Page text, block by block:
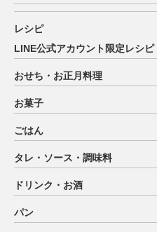
レシピ
LINE公式アカウント限定レシピ
おせち・お正月料理
お菓子
ごはん
タレ・ソース・調味料
ドリンク・お酒
パン